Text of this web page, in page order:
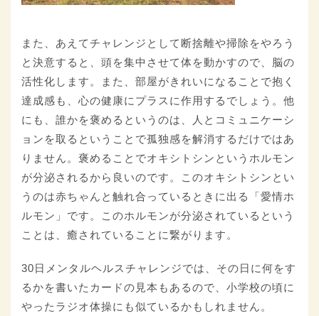
また、あえてチャレンジとして断捨離や掃除をやろう
と決意すると、頭を集中させて体を動かすので、脳の
活性化します。また、部屋がきれいになることで抱く
達成感も、心の健康にプラスに作用するでしょう。他
にも、誰かを褒めるというのは、人とコミュニケーシ
ョンを取るということで孤独感を解消するだけではあ
りません。褒めることでオキシトシンというホルモン
が分泌されるから良いのです。このオキシトシンとい
うのは赤ちゃんと触れ合っているときに出る「愛情ホ
ルモン」です。このホルモンが分泌されているという
ことは、癒されていることに繋がります。
30日メンタルヘルスチャレンジでは、その日に何をす
るかを書いたカードの見本もあるので、小学校の頃に
やったラジオ体操にも似ているかもしれません。